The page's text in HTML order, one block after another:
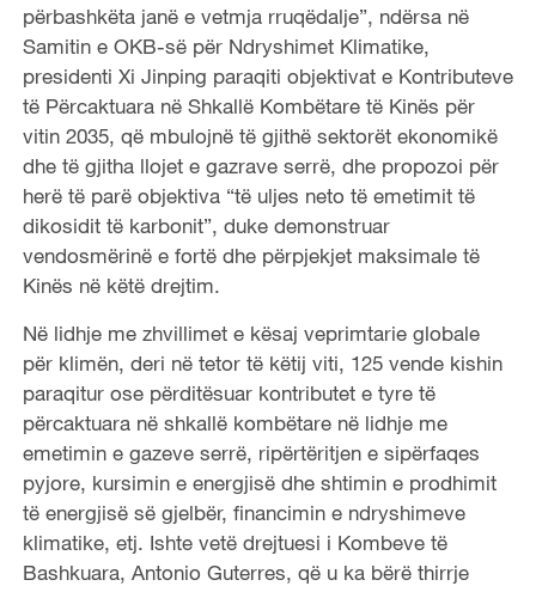
përbashkëta janë e vetmja rruqëdalje”, ndërsa në
Samitin e OKB-së për Ndryshimet Klimatike,
presidenti Xi Jinping paraqiti objektivat e Kontributeve
të Përcaktuara në Shkallë Kombëtare të Kinës për
vitin 2035, që mbulojnë të gjithë sektorët ekonomikë
dhe të gjitha llojet e gazrave serrë, dhe propozoi për
herë të parë objektiva “të uljes neto të emetimit të
dikosidit të karbonit”, duke demonstruar
vendosmërinë e fortë dhe përpjekjet maksimale të
Kinës në këtë drejtim.
Në lidhje me zhvillimet e kësaj veprimtarie globale
për klimën, deri në tetor të këtij viti, 125 vende kishin
paraqitur ose përditësuar kontributet e tyre të
përcaktuara në shkallë kombëtare në lidhje me
emetimin e gazeve serrë, ripërtëritjen e sipërfaqes
pyjore, kursimin e energjisë dhe shtimin e prodhimit
të energjisë së gjelbër, financimin e ndryshimeve
klimatike, etj. Ishte vetë drejtuesi i Kombeve të
Bashkuara, Antonio Guterres, që u ka bërë thirrje